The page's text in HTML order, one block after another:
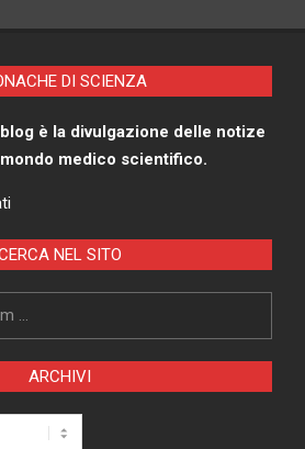
DI SCIENZA
è la divulgazione delle notize
medico scientifico.
NEL SITO
ARCHIVI